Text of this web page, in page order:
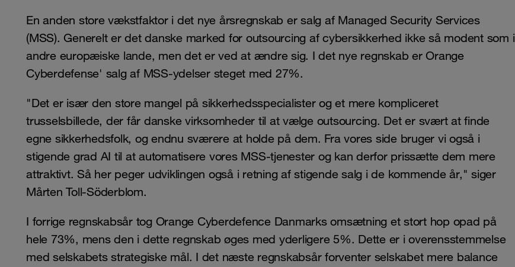
En anden store vækstfaktor i det nye årsregnskab er salg af Managed Security Services
(MSS). Generelt er det danske marked for outsourcing af cybersikkerhed ikke så modent som i
andre europæiske lande, men det er ved at ændre sig. I det nye regnskab er Orange
Cyberdefense' salg af MSS-ydelser steget med 27%.
"Det er især den store mangel på sikkerhedsspecialister og et mere kompliceret
trusselsbillede, der får danske virksomheder til at vælge outsourcing. Det er svært at finde
egne sikkerhedsfolk, og endnu sværere at holde på dem. Fra vores side bruger vi også i
stigende grad AI til at automatisere vores MSS-tjenester og kan derfor prissætte dem mere
attraktivt. Så her peger udviklingen også i retning af stigende salg i de kommende år," siger
Mårten Toll-Söderblom.
I forrige regnskabsår tog Orange Cyberdefence Danmarks omsætning et stort hop opad på
hele 73%, mens den i dette regnskab øges med yderligere 5%. Dette er i overensstemmelse
med selskabets strategiske mål. I det næste regnskabsår forventer selskabet mere balance